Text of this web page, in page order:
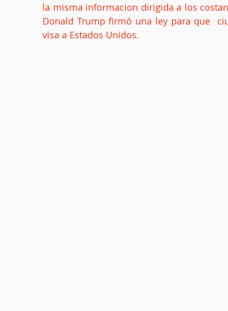
la misma informacion dirigida a los
Donald Trump firmó una ley para que
visa a Estados Unidos.